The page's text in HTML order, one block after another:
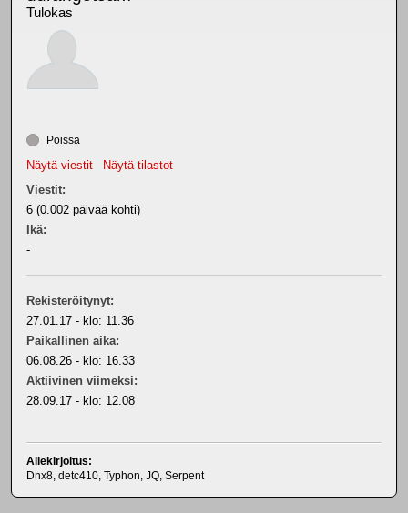
Tulokas
Poissa
Näytä viestit
Näytä tilastot
Viestit:
6 (0.002 päivää kohti)
Ikä:
-
Rekisteröitynyt:
27.01.17 - klo: 11.36
Paikallinen aika:
06.08.26 - klo: 16.33
Aktiivinen viimeksi:
28.09.17 - klo: 12.08
Allekirjoitus:
Dnx8, detc410, Typhon, JQ, Serpent